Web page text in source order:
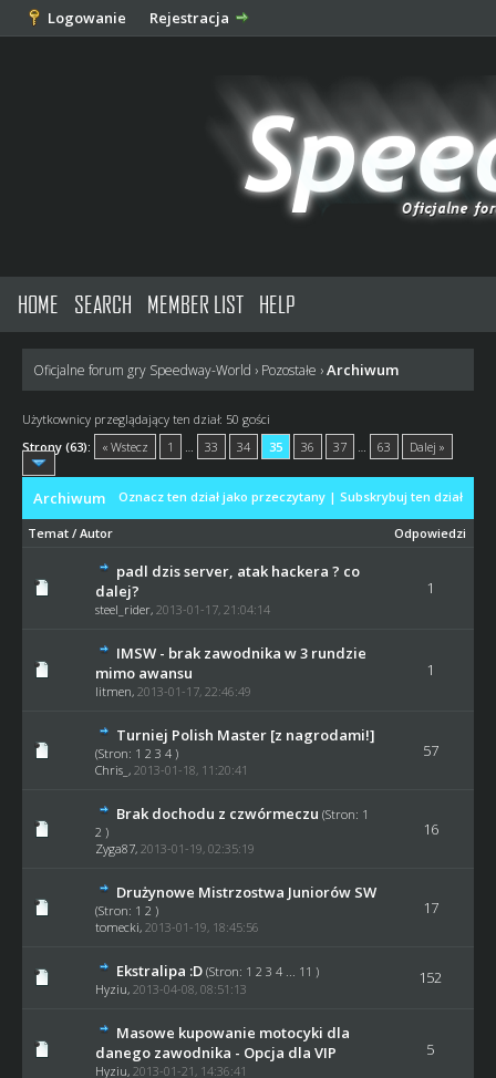
Logowanie Rejestracja
HOME SEARCH MEMBER LIST HELP
Oficjalne forum gry Speedway-World › Pozostałe ›Archiwum
Użytkownicy przeglądający ten dział: 50 gości
Strony (63):
« Wstecz 1 … 33 34 35 36 37 … 63 Dalej »
Oznacz ten dział jako przeczytany| Subskrybuj ten dział
Archiwum
Temat/ Autor Odpowiedzi
padl dzis server, atak hackera ? co
dalej?
steel_rider, 2013-01-17, 21:04:14
1
IMSW - brak zawodnika w 3 rundzie
mimo awansu
litmen, 2013-01-17, 22:46:49
1
Turniej Polish Master [z nagrodami!]
(Stron: 1 2 3 4 )
Chris_ , 2013-01-18, 11:20:41
57
Brak dochodu z czwórmeczu (Stron: 1
2 )
Zyga87, 2013-01-19, 02:35:19
16
Drużynowe Mistrzostwa Juniorów SW
(Stron: 1 2 )
tomecki, 2013-01-19, 18:45:56
17
Ekstralipa :D (Stron: 1 2 3 4 ... 11 )
Hyziu, 2013-04-08, 08:51:13
152
Masowe kupowanie motocyki dla
danego zawodnika - Opcja dla VIP
Hyziu, 2013-01-21, 14:36:41
5